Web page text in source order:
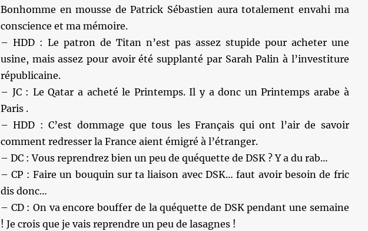
Bonhomme en mousse de Patrick Sébastien aura totalement envahi ma
conscience et ma mémoire.
– HDD : Le patron de Titan n’est pas assez stupide pour acheter une
usine, mais assez pour avoir été supplanté par Sarah Palin à l’investiture
républicaine.
– JC : Le Qatar a acheté le Printemps. Il y a donc un Printemps arabe à
Paris .
– HDD : C’est dommage que tous les Français qui ont l’air de savoir
comment redresser la France aient émigré à l’étranger.
– DC : Vous reprendrez bien un peu de quéquette de DSK ? Y a du rab…
– CP : Faire un bouquin sur ta liaison avec DSK… faut avoir besoin de fric
dis donc…
– CD : On va encore bouffer de la quéquette de DSK pendant une semaine
! Je crois que je vais reprendre un peu de lasagnes !